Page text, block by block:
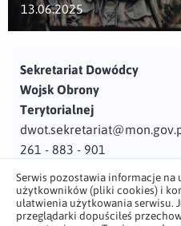
13.06.2025
Sekretariat Dowódcy
Wojsk Obrony
Terytorialnej
261 - 883 - 901
Adres
ul. Juzistek 2
05-131 Zegrze
Serwis pozostawia informacje na
użytkowników (pliki cookies) i
ułatwienia użytkowania serwisu.
przeglądarki dopuściłeś